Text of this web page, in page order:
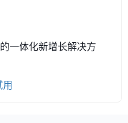
一体化新增长解决方
用